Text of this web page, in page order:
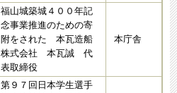
福山城築城４００年記
念事業推進のための寄
附をされた 本瓦造船
株式会社 本瓦誠 代
表取締役
本庁舎
第９７回日本学生選手